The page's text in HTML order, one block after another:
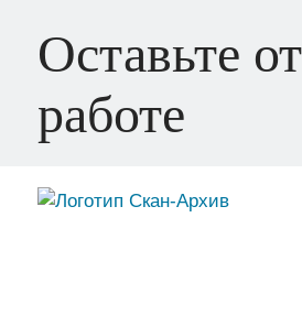
Оставьте
работе